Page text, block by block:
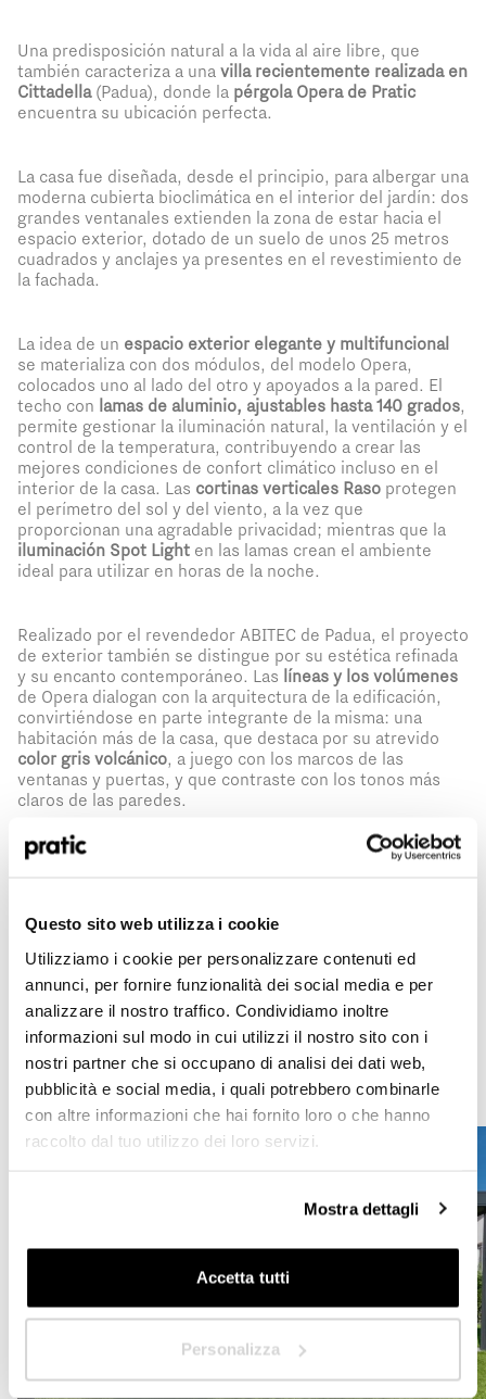
Questo sito web utilizza i cookie
Utilizziamo i cookie per personalizzare contenuti ed
annunci, per fornire funzionalità dei social media e per
analizzare il nostro traffico. Condividiamo inoltre
informazioni sul modo in cui utilizzi il nostro sito con i
nostri partner che si occupano di analisi dei dati web,
pubblicità e social media, i quali potrebbero combinarle
con altre informazioni che hai fornito loro o che hanno
raccolto dal tuo utilizzo dei loro servizi.
Mostra dettagli
Accetta tutti
Personalizza
Una predisposición natural a la vida al aire libre, que
también caracteriza a una villa recientemente realizada en
Cittadella(Padua), donde la pérgola Opera de Pratic
encuentra su ubicación perfecta.
La casa fue diseñada, desde el principio, para albergar una
moderna cubierta bioclimática en el interior del jardín: dos
grandes ventanales extienden la zona de estar hacia el
espacio exterior, dotado de un suelo de unos 25 metros
cuadrados y anclajes ya presentes en el revestimiento de
la fachada.
La idea de un espacio exterior elegante y multifuncional
se materializa con dos módulos, del modelo Opera,
colocados uno al lado del otro y apoyados a la pared. El
techo con lamas de aluminio, ajustables hasta 140 grados,
permite gestionar la iluminación natural, la ventilación y el
control de la temperatura, contribuyendo a crear las
mejores condiciones de confort climático incluso en el
interior de la casa. Las cortinas verticales Raso protegen
el perímetro del sol y del viento, a la vez que
proporcionan una agradable privacidad; mientras que la
iluminación Spot Light en las lamas crean el ambiente
ideal para utilizar en horas de la noche.
Realizado por el revendedor ABITEC de Padua, el proyecto
de exterior también se distingue por su estética refinada
y su encanto contemporáneo. Las líneas y los volúmenes
de Opera dialogan con la arquitectura de la edificación,
convirtiéndose en parte integrante de la misma: una
habitación más de la casa, que destaca por su atrevido
color gris volcánico, a juego con los marcos de las
ventanas y puertas, y que contraste con los tonos más
claros de las paredes.
Un útlimo detalle, para nada accesorio, es la
domótica
distancia. Por último, lossensores meteorológicos
o el cierre de las lamas, para mayor seguridad contra los
daños que pueda causar el mal tiempo.
Proyecto: ABITEC
Photo: Flavio Graffi Fotograffia
HoReCa
Proyectista/Arquitecto
Privado
Distribuidor